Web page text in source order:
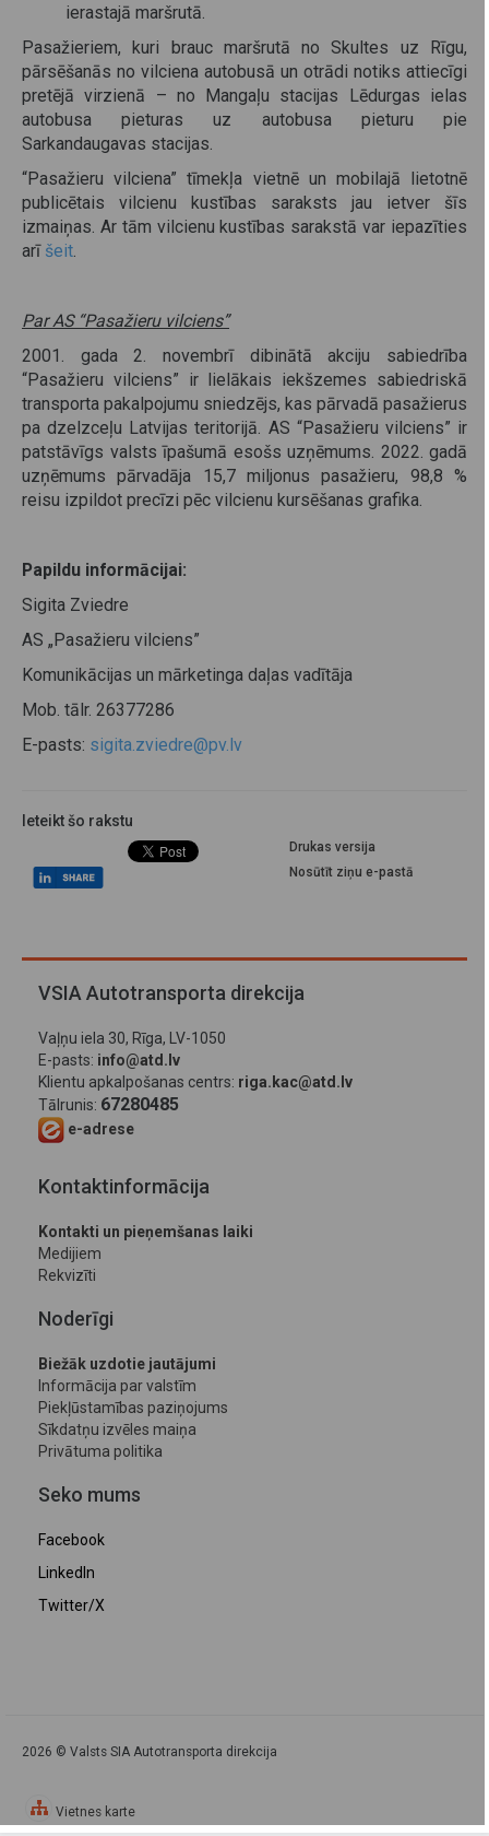
ierastajā maršrutā.
Pasažieriem, kuri brauc maršrutā no Skultes uz Rīgu,
pārsēšanās no vilciena autobusā un otrādi notiks attiecīgi
pretējā virzienā – no Mangaļu stacijas Lēdurgas ielas
autobusa pieturas uz autobusa pieturu pie
Sarkandaugavas stacijas.
“Pasažieru vilciena” tīmekļa vietnē un mobilajā lietotnē
publicētais vilcienu kustības saraksts jau ietver šīs
izmaiņas. Ar tām vilcienu kustības sarakstā var iepazīties
arī šeit
Par AS “Pasažieru vilciens”
2001. gada 2. novembrī dibinātā akciju sabiedrība
“Pasažieru vilciens” ir lielākais iekšzemes sabiedriskā
transporta pakalpojumu sniedzējs, kas pārvadā pasažierus
pa dzelzceļu Latvijas teritorijā. AS “Pasažieru vilciens” ir
patstāvīgs valsts īpašumā esošs uzņēmums. 2022. gadā
uzņēmums pārvadāja 15,7 miljonus pasažieru, 98,8 %
reisu izpildot precīzi pēc vilcienu kursēšanas grafika.
Papildu informācijai:
Sigita Zviedre
AS „Pasažieru vilciens”
Komunikācijas un mārketinga daļas vadītāja
Mob. tālr. 26377286
E-pasts: sigita.zviedre@pv.lv
Ieteikt šo rakstu
Drukas versija
Nosūtīt ziņu e-pastā
VSIA Autotransporta direkcija
Vaļņu iela 30, Rīga, LV-1050
E-pasts: info@atd.lv
Klientu apkalpošanas centrs: riga.kac@atd.lv
Tālrunis: 67280485
e-adrese
Kontaktinformācija
Kontakti un pieņemšanas laiki
Medijiem
Rekvizīti
Noderīgi
Biežāk uzdotie jautājumi
Informācija par valstīm
Piekļūstamības paziņojums
Sīkdatņu izvēles maiņa
Privātuma politika
Seko mums
Facebook
LinkedIn
Twitter/X
2026 © Valsts SIA Autotransporta direkcija
Vietnes karte